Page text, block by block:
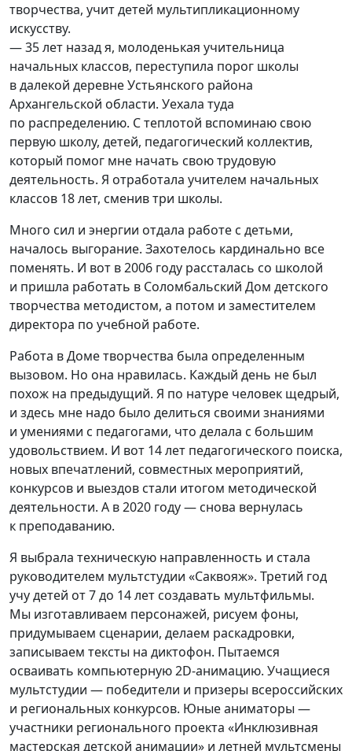
творчества, учит детей мультипликационному
искусству.
— 35 лет назад я, молоденькая учительница
начальных классов, переступила порог школы
в далекой деревне Устьянского района
Архангельской области. Уехала туда
по распределению. С теплотой вспоминаю свою
первую школу, детей, педагогический коллектив,
который помог мне начать свою трудовую
деятельность. Я отработала учителем начальных
классов 18 лет, сменив три школы.
Много сил и энергии отдала работе с детьми,
началось выгорание. Захотелось кардинально все
поменять. И вот в 2006 году рассталась со школой
и пришла работать в Соломбальский Дом детского
творчества методистом, а потом и заместителем
директора по учебной работе.
Работа в Доме творчества была определенным
вызовом. Но она нравилась. Каждый день не был
похож на предыдущий. Я по натуре человек щедрый,
и здесь мне надо было делиться своими знаниями
и умениями с педагогами, что делала с большим
удовольствием. И вот 14 лет педагогического поиска,
новых впечатлений, совместных мероприятий,
конкурсов и выездов стали итогом методической
деятельности. А в 2020 году — снова вернулась
к преподаванию.
Я выбрала техническую направленность и стала
руководителем мультстудии «Саквояж». Третий год
учу детей от 7 до 14 лет создавать мультфильмы.
Мы изготавливаем персонажей, рисуем фоны,
придумываем сценарии, делаем раскадровки,
записываем тексты на диктофон. Пытаемся
осваивать компьютерную 2D-анимацию. Учащиеся
мультстудии — победители и призеры всероссийских
и региональных конкурсов. Юные аниматоры —
участники регионального проекта «Инклюзивная
мастерская детской анимации» и летней мультсмены